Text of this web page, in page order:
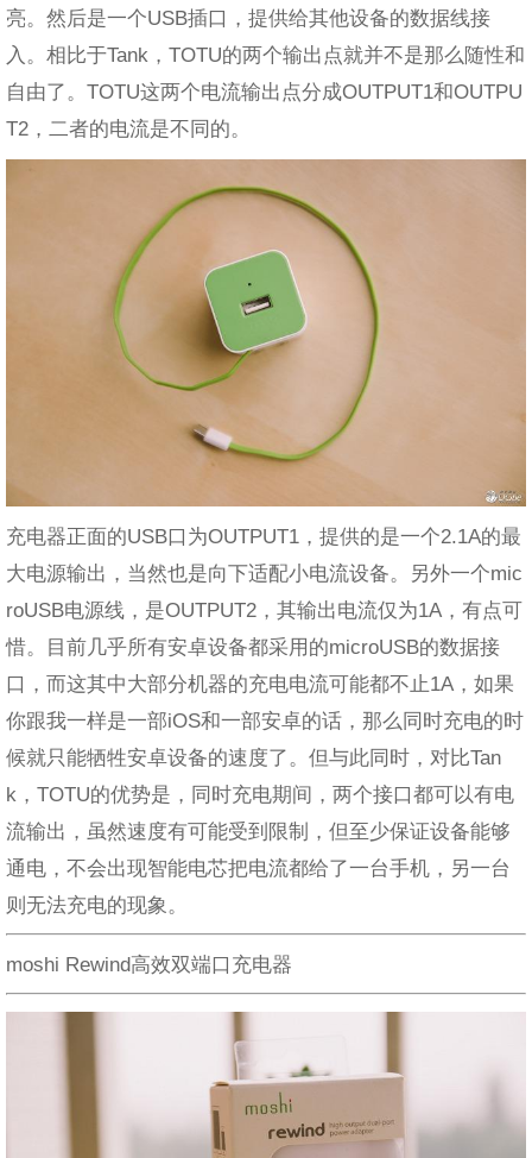
亮。然后是一个USB插口，提供给其他设备的数据线接
入。相比于Tank，TOTU的两个输出点就并不是那么随性和
自由了。TOTU这两个电流输出点分成OUTPUT1和OUTPU
T2，二者的电流是不同的。
充电器正面的USB口为OUTPUT1，提供的是一个2.1A的最
大电源输出，当然也是向下适配小电流设备。另外一个mic
roUSB电源线，是OUTPUT2，其输出电流仅为1A，有点可
惜。目前几乎所有安卓设备都采用的microUSB的数据接
口，而这其中大部分机器的充电电流可能都不止1A，如果
你跟我一样是一部iOS和一部安卓的话，那么同时充电的时
候就只能牺牲安卓设备的速度了。但与此同时，对比Tan
k，TOTU的优势是，同时充电期间，两个接口都可以有电
流输出，虽然速度有可能受到限制，但至少保证设备能够
通电，不会出现智能电芯把电流都给了一台手机，另一台
则无法充电的现象。
moshi Rewind高效双端口充电器